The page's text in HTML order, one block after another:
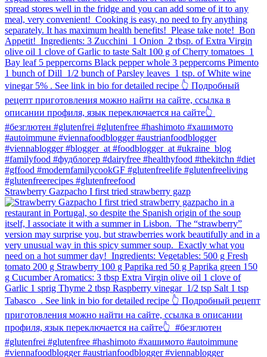
Strawberry Gazpacho⁠ I first tried strawberry gazp